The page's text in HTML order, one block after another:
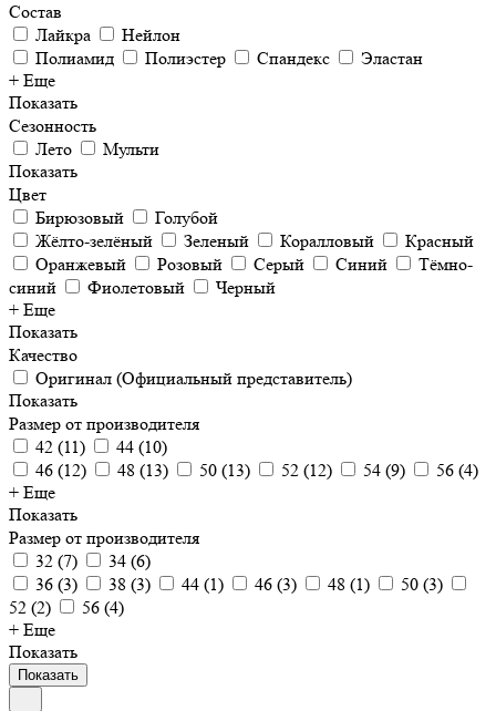
Состав
Лайкра
Нейлон
Полиамид
Полиэстер Спандекс
Эластан
+ Еще
Показать
Сезонность
Лето
Мульти
Показать
Цвет
Бирюзовый
Голубой
Жёлто-зелёный
Зеленый Коралловый
Красный
Оранжевый
Розовый Серый Синий
Тёмно-
синий
Фиолетовый
Черный
+ Еще
Показать
Качество
Оригинал (Официальный представитель)
Показать
Размер от производителя
42 (11) 44 (10)
46 (12) 48 (13) 50 (13) 52 (12) 54 (9) 56 (4)
+ Еще
Показать
Размер от производителя
32 (7) 34 (6)
36 (3) 38 (3) 44 (1) 46 (3) 48 (1) 50 (3)
52 (2) 56 (4)
+ Еще
Показать
Показать